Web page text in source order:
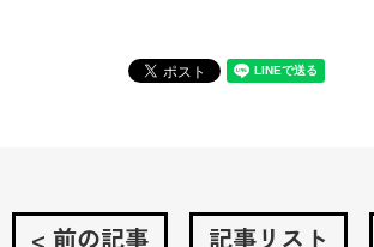
< 前の記事 記事リスト